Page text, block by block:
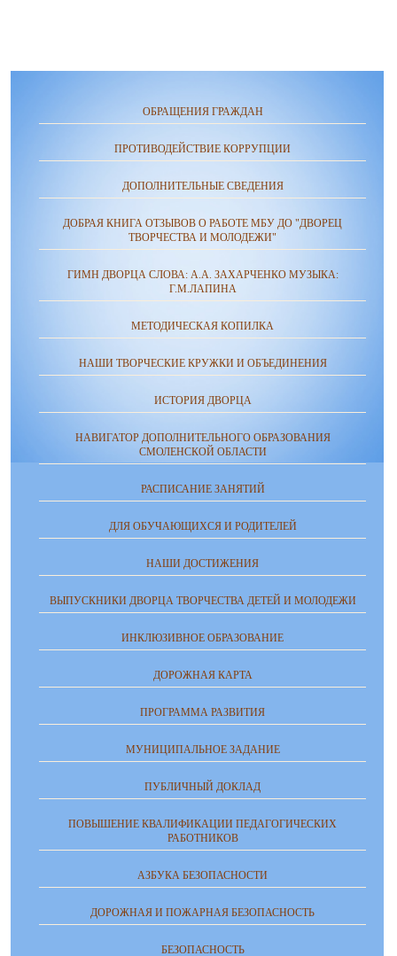
ОБРАЩЕНИЯ ГРАЖДАН
ПРОТИВОДЕЙСТВИЕ КОРРУПЦИИ
ДОПОЛНИТЕЛЬНЫЕ СВЕДЕНИЯ
ДОБРАЯ КНИГА ОТЗЫВОВ О РАБОТЕ МБУ ДО "ДВОРЕЦ
ТВОРЧЕСТВА И МОЛОДЕЖИ"
ГИМН ДВОРЦА СЛОВА: А.А. ЗАХАРЧЕНКО МУЗЫКА:
Г.М.ЛАПИНА
МЕТОДИЧЕСКАЯ КОПИЛКА
НАШИ ТВОРЧЕСКИЕ КРУЖКИ И ОБЪЕДИНЕНИЯ
ИСТОРИЯ ДВОРЦА
НАВИГАТОР ДОПОЛНИТЕЛЬНОГО ОБРАЗОВАНИЯ
СМОЛЕНСКОЙ ОБЛАСТИ
РАСПИСАНИЕ ЗАНЯТИЙ
ДЛЯ ОБУЧАЮЩИХСЯ И РОДИТЕЛЕЙ
НАШИ ДОСТИЖЕНИЯ
ВЫПУСКНИКИ ДВОРЦА ТВОРЧЕСТВА ДЕТЕЙ И МОЛОДЕЖИ
ИНКЛЮЗИВНОЕ ОБРАЗОВАНИЕ
ДОРОЖНАЯ КАРТА
ПРОГРАММА РАЗВИТИЯ
МУНИЦИПАЛЬНОЕ ЗАДАНИЕ
ПУБЛИЧНЫЙ ДОКЛАД
ПОВЫШЕНИЕ КВАЛИФИКАЦИИ ПЕДАГОГИЧЕСКИХ
РАБОТНИКОВ
АЗБУКА БЕЗОПАСНОСТИ
ДОРОЖНАЯ И ПОЖАРНАЯ БЕЗОПАСНОСТЬ
БЕЗОПАСНОСТЬ